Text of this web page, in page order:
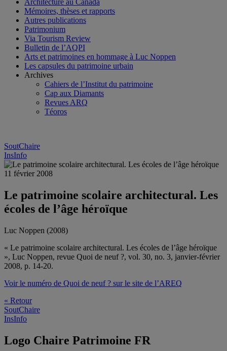
Architecture au Canada
Mémoires, thèses et rapports
Autres publications
Patrimonium
Via Tourism Review
Bulletin de l’AQPI
Arts et patrimoines en hommage à Luc Noppen
Les capsules du patrimoine urbain
Archives
Cahiers de l’Institut du patrimoine
Cap aux Diamants
Revues ARQ
Téoros
SoutChaire
InsInfo
11 février 2008
Le patrimoine scolaire architectural. Les
écoles de l’âge héroïque
Luc Noppen (2008)
« Le patrimoine scolaire architectural. Les écoles de l’âge héroïque
», Luc Noppen, revue Quoi de neuf ?, vol. 30, no. 3, janvier-février
2008, p. 14-20.
Voir le numéro de Quoi de neuf ? sur le site de l’AREQ
« Retour
SoutChaire
InsInfo
Logo Chaire Patrimoine FR